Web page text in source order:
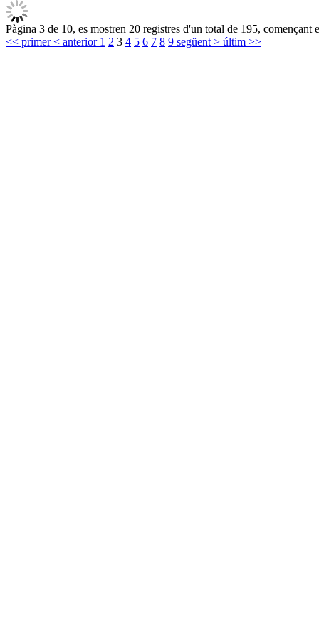
Pàgina 3 de 10, es mostren 20 registres d'un total de 195, començant
<< primer< anterior 1 2 3 4 5 6 7 8 9 següent > últim >>